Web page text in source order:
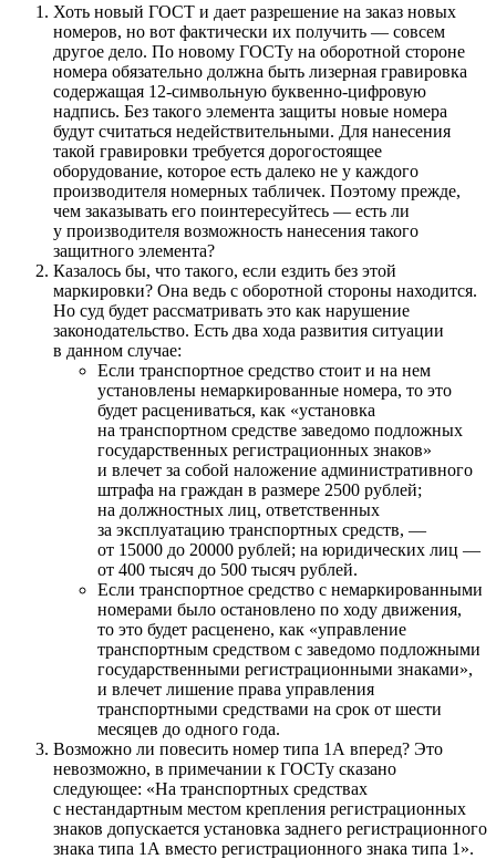
Хоть новый ГОСТ и дает разрешение на заказ новых
номеров, но вот фактически их получить — совсем
другое дело. По новому ГОСТу на оборотной стороне
номера обязательно должна быть лизерная гравировка
содержащая 12-символьную буквенно-цифровую
надпись. Без такого элемента защиты новые номера
будут считаться недействительными. Для нанесения
такой гравировки требуется дорогостоящее
оборудование, которое есть далеко не у каждого
производителя номерных табличек. Поэтому прежде,
чем заказывать его поинтересуйтесь — есть ли
у производителя возможность нанесения такого
защитного элемента?
Казалось бы, что такого, если ездить без этой
маркировки? Она ведь с оборотной стороны находится.
Но суд будет рассматривать это как нарушение
законодательство. Есть два хода развития ситуации
в данном случае:
Если транспортное средство стоит и на нем
установлены немаркированные номера, то это
будет расцениваться, как «установка
на транспортном средстве заведомо подложных
государственных регистрационных знаков»
и влечет за собой наложение административного
штрафа на граждан в размере 2500 рублей;
на должностных лиц, ответственных
за эксплуатацию транспортных средств, —
от 15000 до 20000 рублей; на юридических лиц —
от 400 тысяч до 500 тысяч рублей.
Если транспортное средство с немаркированными
номерами было остановлено по ходу движения,
то это будет расценено, как «управление
транспортным средством с заведомо подложными
государственными регистрационными знаками»,
и влечет лишение права управления
транспортными средствами на срок от шести
месяцев до одного года.
Возможно ли повесить номер типа 1А вперед? Это
невозможно, в примечании к ГОСТу сказано
следующее: «На транспортных средствах
с нестандартным местом крепления регистрационных
знаков допускается установка заднего регистрационного
знака типа 1А вместо регистрационного знака типа 1».